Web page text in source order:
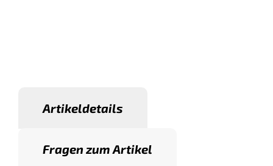
Artikeldetails
Fragen zum Artikel